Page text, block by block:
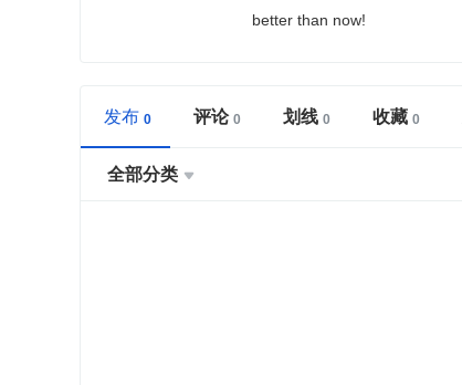
better than now!
发布 评论 划线 收藏
全部分类 